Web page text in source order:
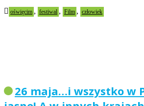
oświęcim , festiwal , Film , człowiek
26 maja…i wszystko w